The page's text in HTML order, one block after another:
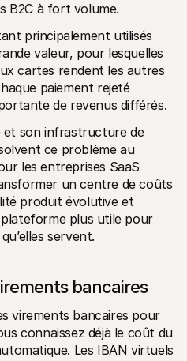
B2C à fort volume.
principalement utilisés
valeur, pour lesquelles
cartes rendent les autres
paiement rejeté
de revenus différés.
et son infrastructure de
ce problème au
les entreprises SaaS
un centre de coûts
produit évolutive et
plus utile pour
servent.
bancaires
virements bancaires pour
connaissez déjà le coût du
Les IBAN virtuels